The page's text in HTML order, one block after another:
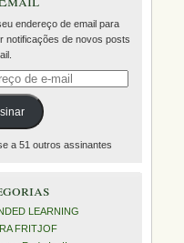
endereço de email para
notificações de novos posts
a 51 outros assinantes
LEARNING
FRITJOF